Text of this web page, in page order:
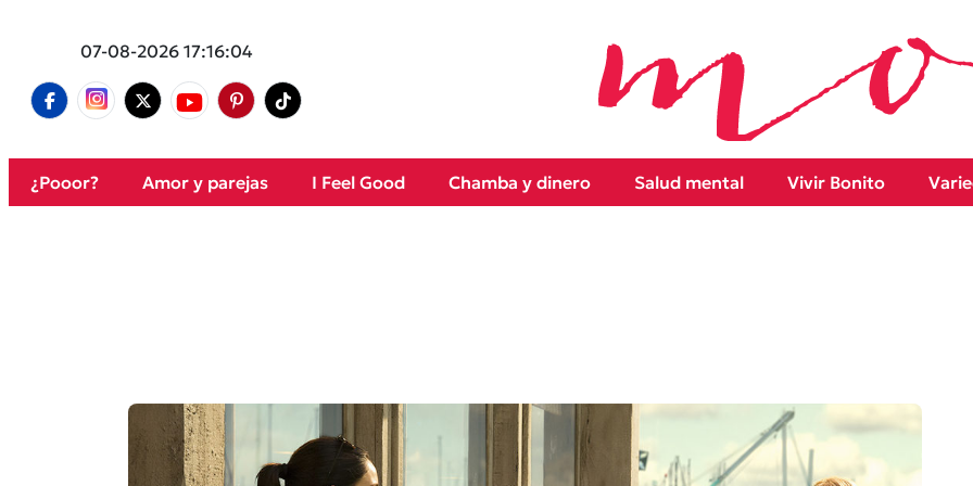
07-08-2026 17:16:04
¿Pooor? Amor y parejas I Feel Good Chamba y dinero Salud mental Vivir Bonito